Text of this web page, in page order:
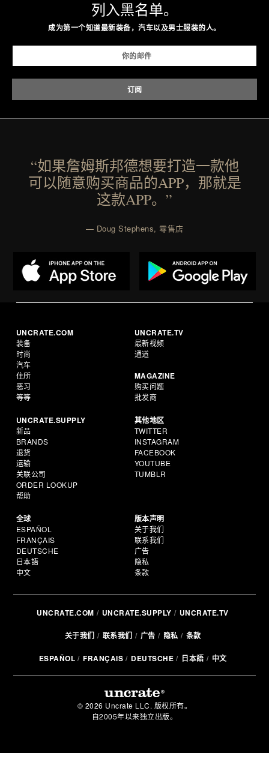
列入黑名单。
成为第一个知道最新装备，汽车以及男士服装的人。
“如果詹姆斯邦德想要打造一款他
可以随意购买商品的APP，那就是
这款APP。”
— Doug Stephens, 零售店
UNCRATE.COM
装备
时尚
汽车
住所
恶习
等等
UNCRATE.TV
最新视频
通道
MAGAZINE
购买问题
批发商
UNCRATE.SUPPLY
新品
BRANDS
退货
运输
关联公司
ORDER LOOKUP
帮助
其他地区
TWITTER
INSTAGRAM
FACEBOOK
YOUTUBE
TUMBLR
全球
ESPAÑOL
FRANÇAIS
DEUTSCHE
日本語
中文
版本声明
关于我们
联系我们
广告
隐私
条款
UNCRATE.COM UNCRATE.SUPPLY UNCRATE.TV
关于我们 联系我们 广告 隐私 条款
ESPAÑOL FRANÇAIS DEUTSCHE 日本語 中文
© 2026 Uncrate LLC. 版权所有。
自2005年以来独立出版。